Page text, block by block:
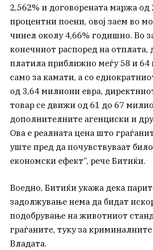
2,562% и договорената маржа од
процентни поени, овој заем во
чинел околу 4,66% годишно. Во
конечниот распоред на отплата,
платила приближно меѓу 58 и
само за камати, а со
од 3,64 милиони евра,
товар се движи од 61 до 67
дополнителните агенциски и
Ова е реалната цена што
уште пред да почувствуваат
економски ефект“, рече Битиќи.
Воедно, Битиќи укажа дека
задолжување нема да бидат
подобрување на животниот
граѓаните, туку за
Владата.